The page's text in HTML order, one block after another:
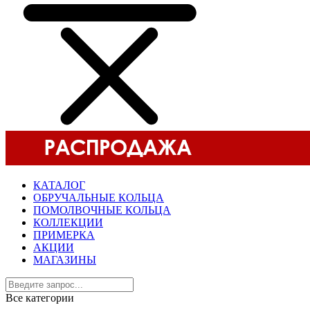
КАТАЛОГ
ОБРУЧАЛЬНЫЕ КОЛЬЦА
ПОМОЛВОЧНЫЕ КОЛЬЦА
КОЛЛЕКЦИИ
ПРИМЕРКА
АКЦИИ
МАГАЗИНЫ
Все категории